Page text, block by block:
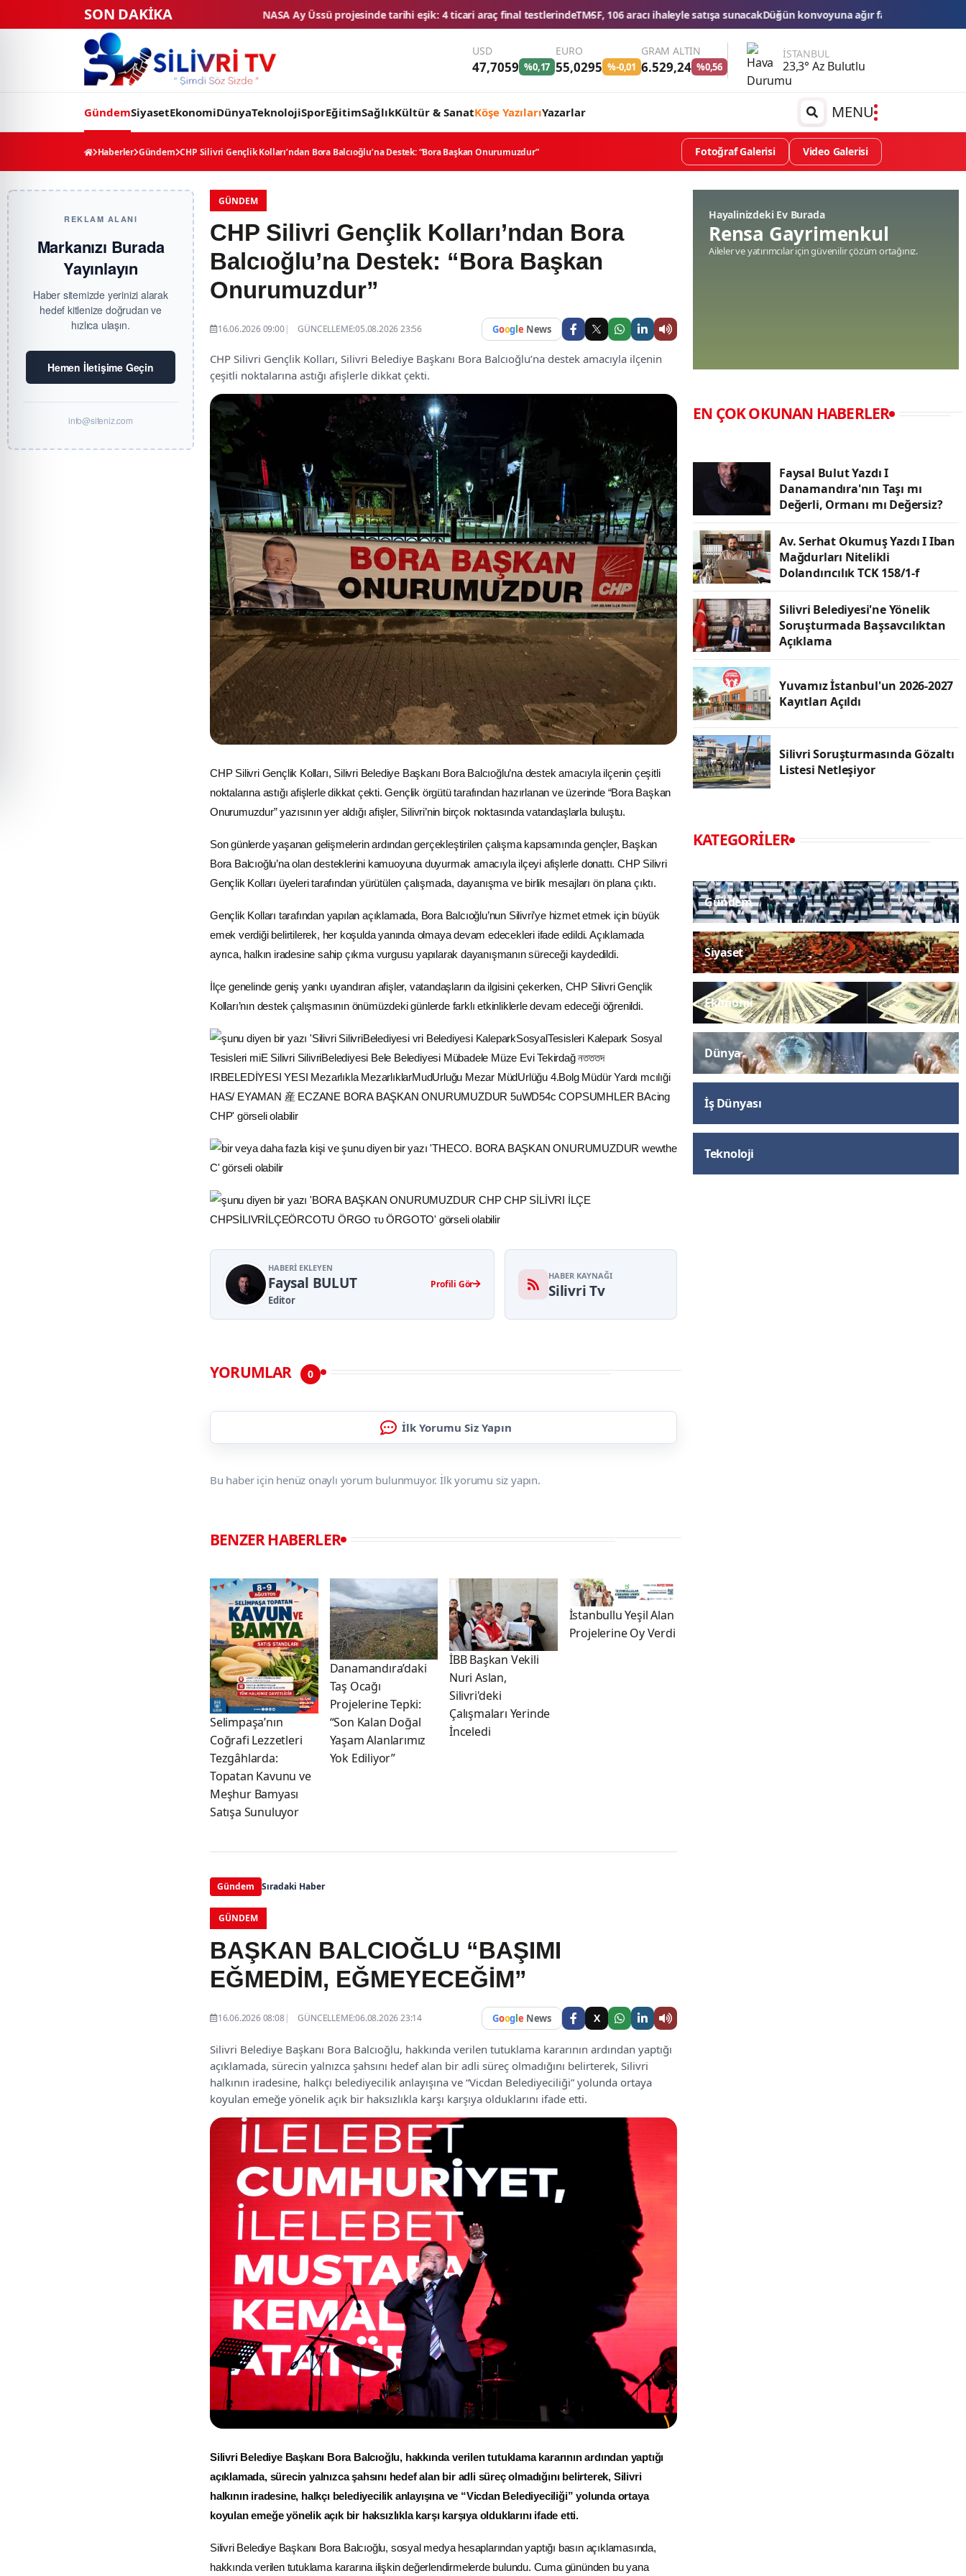
SON DAKİKANASA Ay Üssü projesinde tarihi eşik: 4 ticari araç final testlerindeTMSF, 106 aracı ihaleyle satışa sunacakDüğün konvoyuna ağır fatura: 540 bin lira ceza, 6 araç trafikten
USD
47,7059 %0,17
EURO
55,0295 %-0,01
GRAM ALTIN
6.529,24 %0,56
İSTANBUL
23,3° Az Bulutlu
GündemSiyasetEkonomiDünyaTeknolojiSporEğitimSağlıkKültür & SanatKöşe YazılarıYazarlar MENU
Haberler Gündem CHP Silivri Gençlik Kolları’ndan Bora Balcıoğlu’na Destek: “Bora Başkan Onurumuzdur” Fotoğraf Galerisi Video Galerisi
REKLAM ALANI
Markanızı Burada
Yayınlayın
Haber sitemizde yerinizi alarak
hedef kitlenize doğrudan ve
hızlıca ulaşın.
Hemen İletişime Geçin
info@siteniz.com
GÜNDEM
CHP Silivri Gençlik Kolları’ndan Bora
Balcıoğlu’na Destek: “Bora Başkan
Onurumuzdur”
16.06.2026 09:00 GÜNCELLEME:05.08.2026 23:56 Google News
CHP Silivri Gençlik Kolları, Silivri Belediye Başkanı Bora Balcıoğlu’na destek amacıyla ilçenin
çeşitli noktalarına astığı afişlerle dikkat çekti.
CHP Silivri Gençlik Kolları, Silivri Belediye Başkanı Bora Balcıoğlu’na destek amacıyla ilçenin çeşitli
noktalarına astığı afişlerle dikkat çekti. Gençlik örgütü tarafından hazırlanan ve üzerinde “Bora Başkan
Onurumuzdur” yazısının yer aldığı afişler, Silivri’nin birçok noktasında vatandaşlarla buluştu.
Son günlerde yaşanan gelişmelerin ardından gerçekleştirilen çalışma kapsamında gençler, Başkan
Bora Balcıoğlu’na olan desteklerini kamuoyuna duyurmak amacıyla ilçeyi afişlerle donattı. CHP Silivri
Gençlik Kolları üyeleri tarafından yürütülen çalışmada, dayanışma ve birlik mesajları ön plana çıktı.
Gençlik Kolları tarafından yapılan açıklamada, Bora Balcıoğlu’nun Silivri’ye hizmet etmek için büyük
emek verdiği belirtilerek, her koşulda yanında olmaya devam edecekleri ifade edildi. Açıklamada
ayrıca, halkın iradesine sahip çıkma vurgusu yapılarak dayanışmanın süreceği kaydedildi.
İlçe genelinde geniş yankı uyandıran afişler, vatandaşların da ilgisini çekerken, CHP Silivri Gençlik
Kolları’nın destek çalışmasının önümüzdeki günlerde farklı etkinliklerle devam edeceği öğrenildi.
HABERI EKLEYEN
Faysal BULUT
Editor
Profili Gör
HABER KAYNAĞI
Silivri Tv
YORUMLAR 0
İlk Yorumu Siz Yapın
Bu haber için henüz onaylı yorum bulunmuyor. İlk yorumu siz yapın.
BENZER HABERLER
Selimpaşa’nın
Coğrafi Lezzetleri
Tezgâhlarda:
Topatan Kavunu ve
Meşhur Bamyası
Satışa Sunuluyor
Danamandıra’daki
Taş Ocağı
Projelerine Tepki:
“Son Kalan Doğal
Yaşam Alanlarımız
Yok Ediliyor”
İBB Başkan Vekili
Nuri Aslan,
Silivri'deki
Çalışmaları Yerinde
İnceledi
İstanbullu Yeşil Alan
Projelerine Oy Verdi
Gündem Sıradaki Haber
GÜNDEM
BAŞKAN BALCIOĞLU “BAŞIMI
EĞMEDİM, EĞMEYECEĞİM”
16.06.2026 08:08 GÜNCELLEME:06.08.2026 23:14 Google News X
Silivri Belediye Başkanı Bora Balcıoğlu, hakkında verilen tutuklama kararının ardından yaptığı
açıklamada, sürecin yalnızca şahsını hedef alan bir adli süreç olmadığını belirterek, Silivri
halkının iradesine, halkçı belediyecilik anlayışına ve “Vicdan Belediyeciliği” yolunda ortaya
koyulan emeğe yönelik açık bir haksızlıkla karşı karşıya olduklarını ifade etti.
Silivri Belediye Başkanı Bora Balcıoğlu, hakkında verilen tutuklama kararının ardından yaptığı
açıklamada, sürecin yalnızca şahsını hedef alan bir adli süreç olmadığını belirterek, Silivri
halkının iradesine, halkçı belediyecilik anlayışına ve “Vicdan Belediyeciliği” yolunda ortaya
koyulan emeğe yönelik açık bir haksızlıkla karşı karşıya olduklarını ifade etti.
Silivri Belediye Başkanı Bora Balcıoğlu, sosyal medya hesaplarından yaptığı basın açıklamasında,
hakkında verilen tutuklama kararına ilişkin değerlendirmelerde bulundu. Cuma gününden bu yana
Hayalinizdeki Ev Burada
Rensa Gayrimenkul
Aileler ve yatırımcılar için güvenilir çözüm ortağınız.
EN ÇOK OKUNAN HABERLER
Faysal Bulut Yazdı I
Danamandıra'nın Taşı mı
Değerli, Ormanı mı Değersiz?
Av. Serhat Okumuş Yazdı I Iban
Mağdurları Nitelikli
Dolandırıcılık TCK 158/1-f
Silivri Belediyesi'ne Yönelik
Soruşturmada Başsavcılıktan
Açıklama
Yuvamız İstanbul'un 2026-2027
Kayıtları Açıldı
Silivri Soruşturmasında Gözaltı
Listesi Netleşiyor
KATEGORILER
Gündem
Siyaset
Ekonomi
Dünya
İş Dünyası
Teknoloji